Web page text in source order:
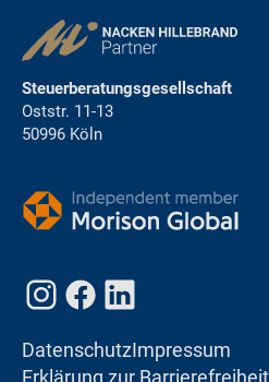
Steuerberatungsgesellschaft
Oststr. 11-13
50996 Köln
DatenschutzImpressum
Erklärung zur Barrierefreiheit